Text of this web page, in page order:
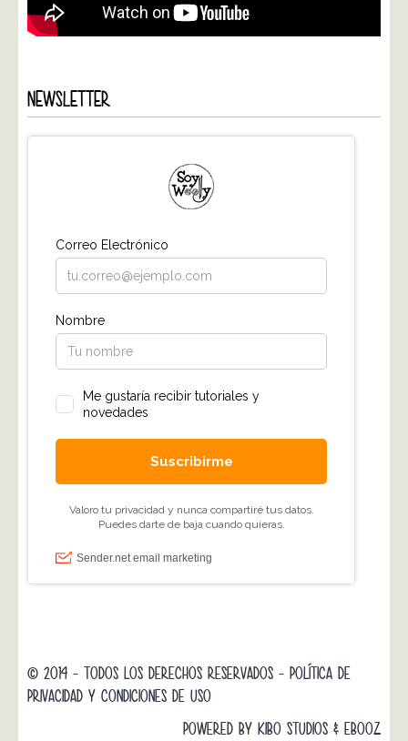
NEWSLETTER
© 2014 - TODOS LOS DERECHOS RESERVADOS - POLÍTICA DE
PRIVACIDAD Y CONDICIONES DE USO
POWERED BY KIBO STUDIOS & EBOOZ